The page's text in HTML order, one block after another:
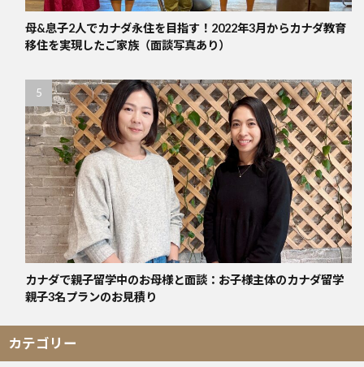
母&息子2人でカナダ永住を目指す！2022年3月からカナダ教育
移住を実現したご家族（面談写真あり）
カナダで親子留学中のお母様と面談：お子様主体のカナダ留学
親子3名プランのお見積り
カテゴリー